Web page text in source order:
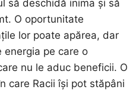
să deschidă inima și să
O oportunitate
lor poate apărea, dar
pe care o
nu le aduc beneficii. O
care Racii își pot stăpâni